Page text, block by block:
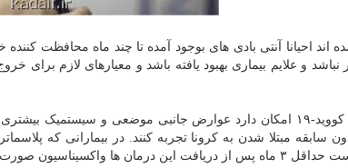
که به تازگی گرفتار بیماری کووید-۱۹ شده اند احیانا آنتی بادی های بوجود آمده تا چند ماه
نباشد و علایم بیماری بهبود یافته باشد و معیارهای لازم برای
لازم به ذکر است که افراد با سابقه مبتلا شدن به کووید-۱۹ امکان دارد عوارض جانبی
مبتلا شدن به کرونا تجربه کنند. در بیمارانی که